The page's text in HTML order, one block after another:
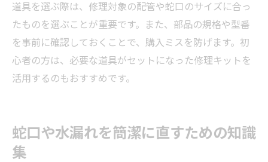
道具を選ぶ際は、修理対象の配管や蛇口のサイズに合っ
たものを選ぶことが重要です。また、部品の規格や型番
を事前に確認しておくことで、購入ミスを防げます。初
心者の方は、必要な道具がセットになった修理キットを
活用するのもおすすめです。
蛇口や水漏れを簡潔に直すための知識
集